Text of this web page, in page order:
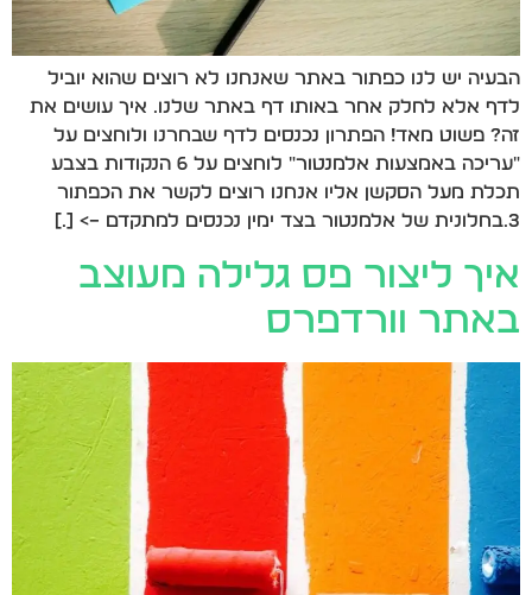
הבעיה יש לנו כפתור באתר שאנחנו לא רוצים שהוא יוביל
לדף אלא לחלק אחר באותו דף באתר שלנו. איך עושים את
זה? פשוט מאד! הפתרון נכנסים לדף שבחרנו ולוחצים על
"עריכה באמצעות אלמנטור" לוחצים על 6 הנקודות בצבע
תכלת מעל הסקשן אליו אנחנו רוצים לקשר את הכפתור
3.בחלונית של אלמנטור בצד ימין נכנסים למתקדם –> […]
איך ליצור פס גלילה מעוצב
באתר וורדפרס